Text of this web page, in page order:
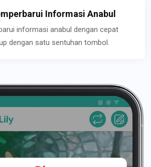
Informasi Anabul
informasi anabul dengan cepat
dengan satu sentuhan tombol.